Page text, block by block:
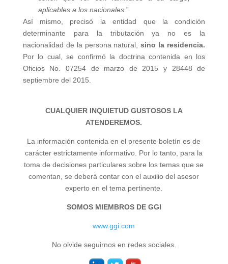
aplicables a los nacionales. ”
Así mismo, precisó la entidad que la condición
determinante para la tributación ya no es la
nacionalidad de la persona natural,sino la residencia.
Por lo cual, se confirmó la doctrina contenida en los
Oficios No. 07254 de marzo de 2015 y 28448 de
septiembre del 2015.
CUALQUIER INQUIETUD GUSTOSOS LA
ATENDEREMOS.
La información contenida en el presente boletín es de
carácter estrictamente informativo. Por lo tanto, para la
toma de decisiones particulares sobre los temas que se
comentan, se deberá contar con el auxilio del asesor
experto en el tema pertinente.
SOMOS MIEMBROS DE GGI
www.ggi.com
No olvide seguirnos en redes sociales.